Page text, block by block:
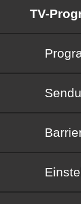
TV-